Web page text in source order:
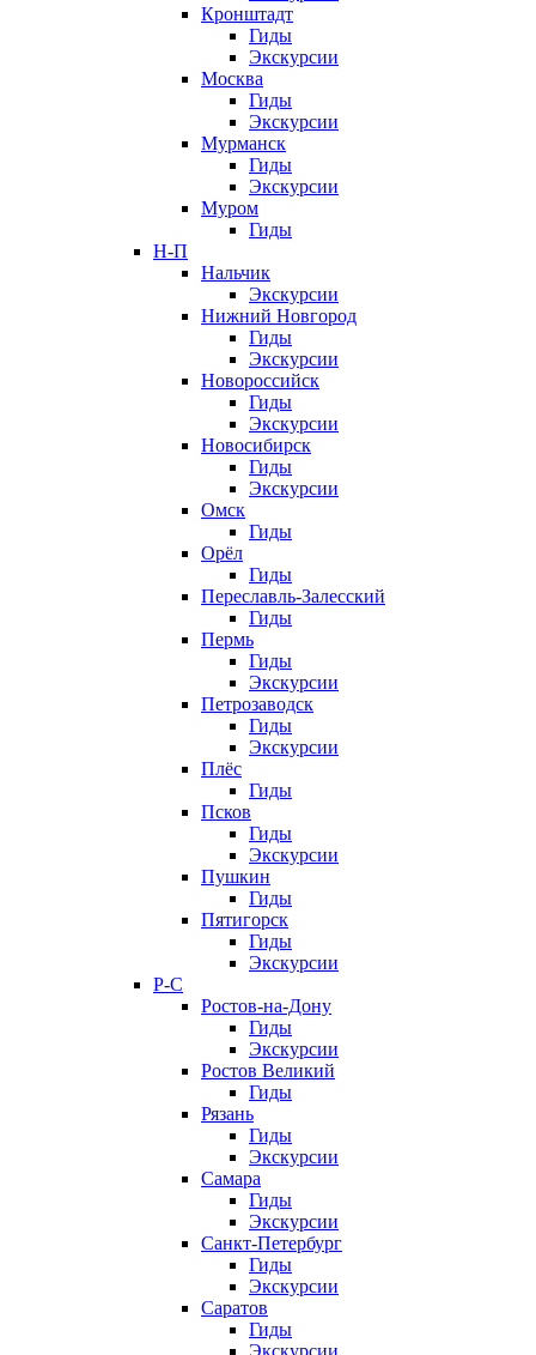
Кронштадт
Гиды
Экскурсии
Москва
Гиды
Экскурсии
Мурманск
Гиды
Экскурсии
Муром
Гиды
Н-П
Нальчик
Экскурсии
Нижний Новгород
Гиды
Экскурсии
Новороссийск
Гиды
Экскурсии
Новосибирск
Гиды
Экскурсии
Омск
Гиды
Орёл
Гиды
Переславль-Залесский
Гиды
Пермь
Гиды
Экскурсии
Петрозаводск
Гиды
Экскурсии
Плёс
Гиды
Псков
Гиды
Экскурсии
Пушкин
Гиды
Пятигорск
Гиды
Экскурсии
Р-С
Ростов-на-Дону
Гиды
Экскурсии
Ростов Великий
Гиды
Рязань
Гиды
Экскурсии
Самара
Гиды
Экскурсии
Санкт-Петербург
Гиды
Экскурсии
Саратов
Гиды
Экскурсии